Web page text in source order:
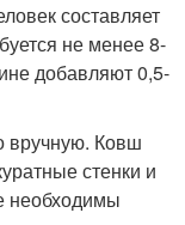
составляет
не менее 8-
добавляют 0,5-
вручную. Ковш
стенки и
необходимы